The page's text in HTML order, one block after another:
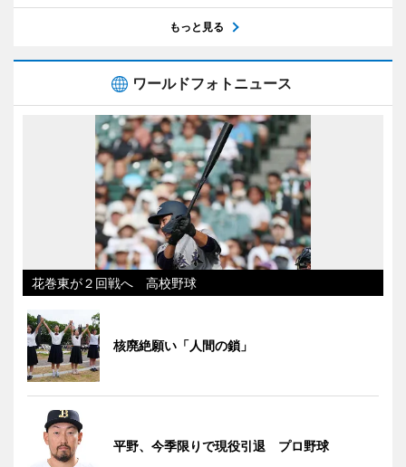
もっと見る
ワールドフォトニュース
花巻東が２回戦へ 高校野球
核廃絶願い「人間の鎖」
平野、今季限りで現役引退 プロ野球